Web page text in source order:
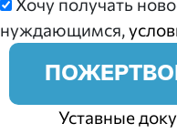
нуждающимся,
Уставные